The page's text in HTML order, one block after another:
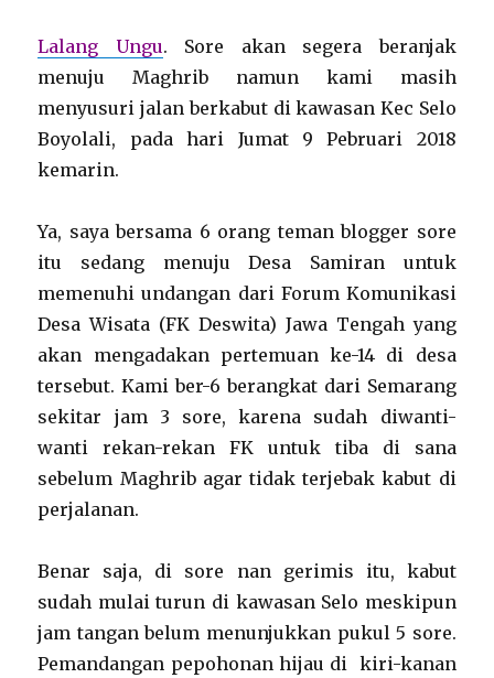
Batok
Lalang Ungu. Sore akan segera beranjak
menuju Maghrib namun kami masih
menyusuri jalan berkabut di kawasan Kec Selo
Boyolali, pada hari Jumat 9 Pebruari 2018
kemarin.
Ya, saya bersama 6 orang teman blogger sore
itu sedang menuju Desa Samiran untuk
memenuhi undangan dari Forum Komunikasi
Desa Wisata (FK Deswita) Jawa Tengah yang
akan mengadakan pertemuan ke-14 di desa
tersebut. Kami ber-6 berangkat dari Semarang
sekitar jam 3 sore, karena sudah diwanti-
wanti rekan-rekan FK untuk tiba di sana
sebelum Maghrib agar tidak terjebak kabut di
perjalanan.
Benar saja, di sore nan gerimis itu, kabut
sudah mulai turun di kawasan Selo meskipun
jam tangan belum menunjukkan pukul 5 sore.
Pemandangan pepohonan hijau di kiri-kanan